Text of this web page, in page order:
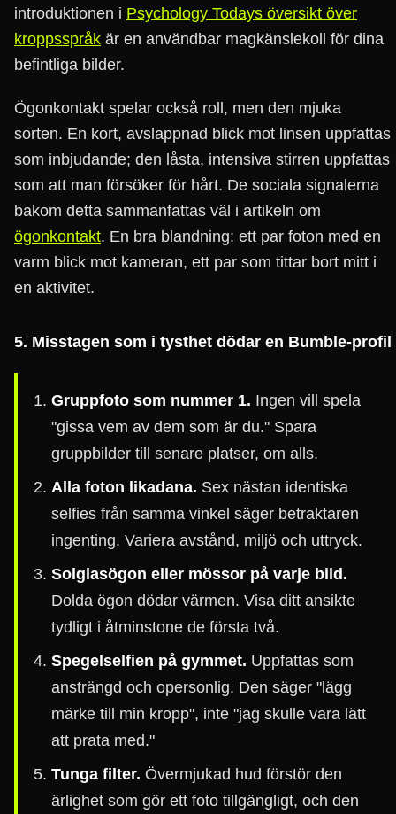
introduktionen i Psychology Todays översikt över
kroppsspråk är en användbar magkänslekoll för dina
befintliga bilder.
Ögonkontakt spelar också roll, men den mjuka
sorten. En kort, avslappnad blick mot linsen uppfattas
som inbjudande; den låsta, intensiva stirren uppfattas
som att man försöker för hårt. De sociala signalerna
bakom detta sammanfattas väl i artikeln om
ögonkontakt. En bra blandning: ett par foton med en
varm blick mot kameran, ett par som tittar bort mitt i
en aktivitet.
5. Misstagen som i tysthet dödar en Bumble-profil
Gruppfoto som nummer 1. Ingen vill spela
"gissa vem av dem som är du." Spara
gruppbilder till senare platser, om alls.
Alla foton likadana. Sex nästan identiska
selfies från samma vinkel säger betraktaren
ingenting. Variera avstånd, miljö och uttryck.
Solglasögon eller mössor på varje bild.
Dolda ögon dödar värmen. Visa ditt ansikte
tydligt i åtminstone de första två.
Spegelselfien på gymmet. Uppfattas som
ansträngd och opersonlig. Den säger "lägg
märke till min kropp", inte "jag skulle vara lätt
att prata med."
Tunga filter. Övermjukad hud förstör den
ärlighet som gör ett foto tillgängligt, och den